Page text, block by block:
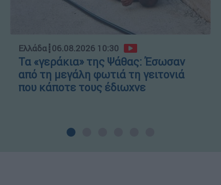
Ελλάδα┋06.08.2026 10:30
Τα «γεράκια» της Ψάθας: Έσωσαν
από τη μεγάλη φωτιά τη γειτονιά
που κάποτε τους έδιωχνε